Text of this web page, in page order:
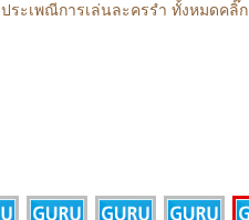
ประเพณีการเล่นละครรำ ทั้งหมดคลิ๊ก